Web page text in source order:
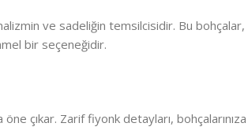
ve sadeliğin temsilcisidir. Bu
bir seçeneğidir.
çıkar. Zarif fiyonk detayları,